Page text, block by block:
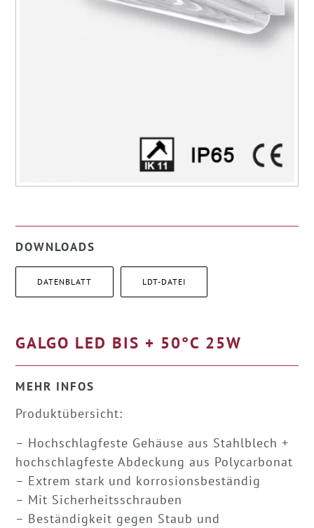
DOWNLOADS
DATENBLATT LDT-DATEI
GALGO LED BIS + 50°C 25W
MEHR INFOS
Produktübersicht:
– Hochschlagfeste Gehäuse aus Stahlblech +
hochschlagfeste Abdeckung aus Polycarbonat
– Extrem stark und korrosionsbeständig
– Mit Sicherheitsschrauben
– Beständigkeit gegen Staub und